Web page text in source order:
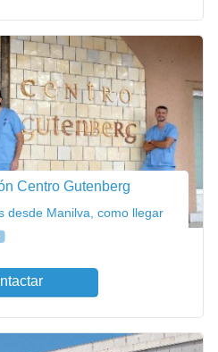
Centro Gutenberg
desde Manilva, como llegar